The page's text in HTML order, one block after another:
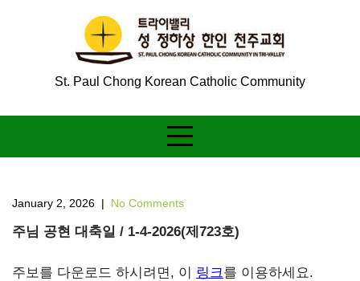
St. Paul Chong Korean Catholic Community
January 2, 2026 | No Comments
주님 공현 대축일 / 1-4-2026(제723호)
주보를 다운로드 하시려면, 이 링크를 이용하세요.